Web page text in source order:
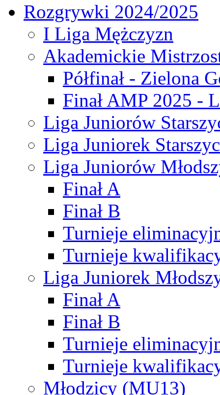
Rozgrywki 2024/2025
I Liga Mężczyzn
Akademickie
Półfinał - Zielona
Finał AMP 2025 -
Liga Juniorów
Liga Juniorek
Liga Juniorów
Finał A
Finał B
Turnieje
Turnieje
Liga Juniorek
Finał A
Finał B
Turnieje
Turnieje
Młodzicy (MU13)